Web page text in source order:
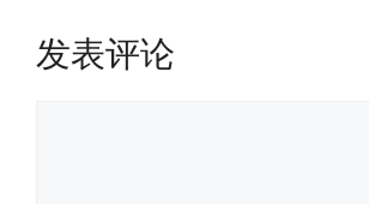
发表评论